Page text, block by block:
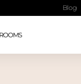
Blog